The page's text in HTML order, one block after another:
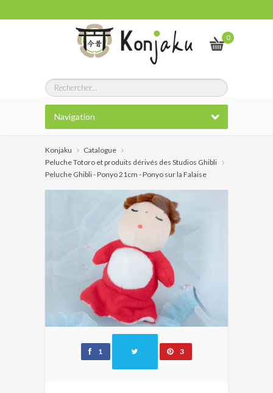
0
Navigation
Konjaku
Catalogue
Peluche Totoro et produits dérivés des Studios Ghibli
Peluche Ghibli - Ponyo 21cm - Ponyo sur la Falaise
1 3